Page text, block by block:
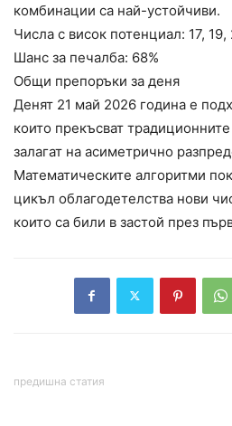
комбинации са най-устойчиви.
Числа с висок потенциал: 17,
Шанс за печалба: 68%
Общи препоръки за деня
Денят 21 май 2026 година е
които прекъсват
залагат на асиметрично
Математическите алгоритми
цикъл облагодетелства нови
които са били в застой през
предишна статия